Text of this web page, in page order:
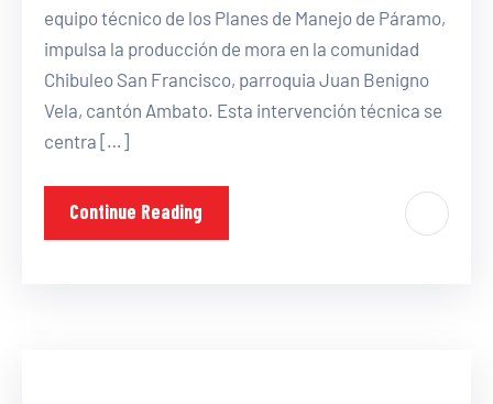
equipo técnico de los Planes de Manejo de Páramo,
impulsa la producción de mora en la comunidad
Chibuleo San Francisco, parroquia Juan Benigno
Vela, cantón Ambato. Esta intervención técnica se
centra […]
Continue Reading